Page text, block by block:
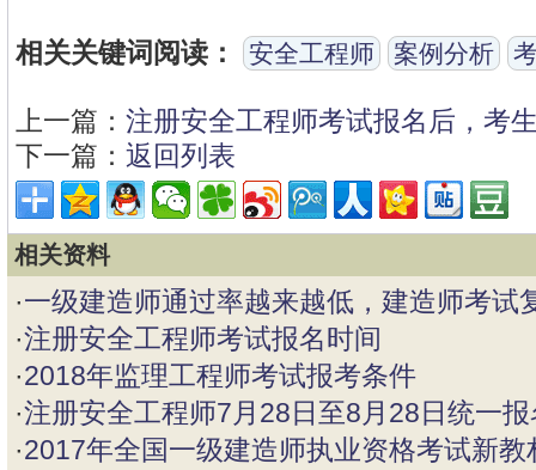
相关关键词阅读： 安全工程师 案例分析
上一篇： 注册安全工程师考试报名后，考
下一篇： 返回列表
相关资料
·一级建造师通过率越来越低，建造师考试
·注册安全工程师考试报名时间
·2018年监理工程师考试报考条件
·注册安全工程师7月28日至8月28日统一报
·2017年全国一级建造师执业资格考试新教